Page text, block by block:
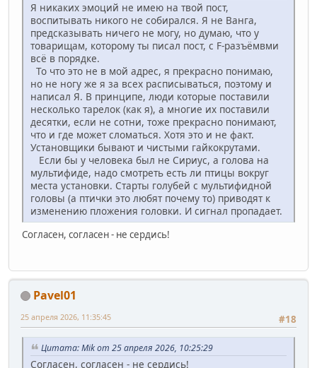
Я никаких эмоций не имею на твой пост,
воспитывать никого не собирался. Я не Ванга,
предсказывать ничего не могу, но думаю, что у
товарищам, которому ты писал пост, с F-разъёмвми
всё в порядке.
То что это не в мой адрес, я прекрасно понимаю,
но не ногу же я за всех расписываться, поэтому и
написал Я. В принципе, люди которые поставили
несколько тарелок (как я), а многие их поставили
десятки, если не сотни, тоже прекрасно понимают,
что и где может сломаться. Хотя это и не факт.
Установщики бывают и чистыми гайкокрутами.
Если бы у человека был не Сириус, а голова на
мультифиде, надо смотреть есть ли птицы вокруг
места установки. Старты голубей с мультифидной
головы (а птички это любят почему то) приводят к
изменению пложения головки. И сигнал пропадает.
Согласен, согласен - не сердись!
Pavel01
#18
25 апреля 2026, 11:35:45
Цитата: Mik от 25 апреля 2026, 10:25:29
Согласен, согласен - не сердись!